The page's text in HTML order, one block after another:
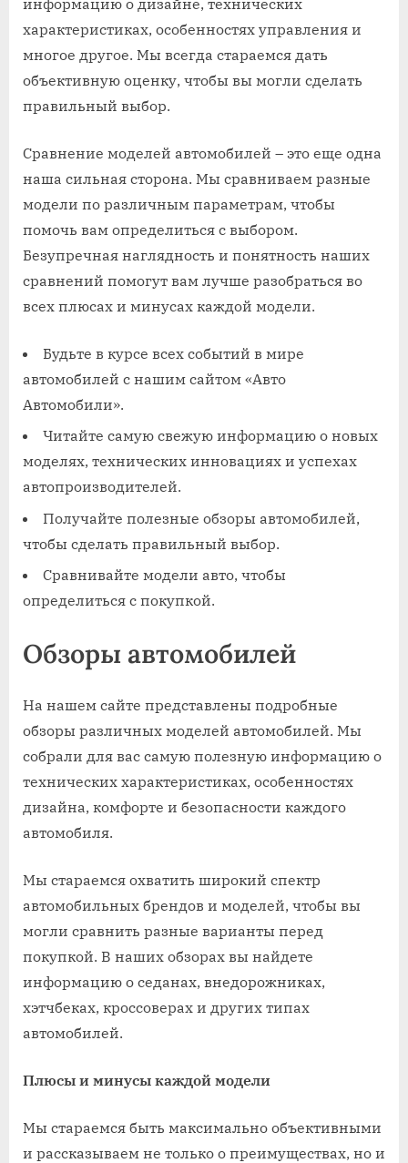
характеристиках, особенностях управления и
многое другое. Мы всегда стараемся дать
объективную оценку, чтобы вы могли сделать
правильный выбор.
Сравнение моделей автомобилей – это еще одна
наша сильная сторона. Мы сравниваем разные
модели по различным параметрам, чтобы
помочь вам определиться с выбором.
Безупречная наглядность и понятность наших
сравнений помогут вам лучше разобраться во
всех плюсах и минусах каждой модели.
Будьте в курсе всех событий в мире
автомобилей с нашим сайтом «Авто
Автомобили».
Читайте самую свежую информацию о новых
моделях, технических инновациях и успехах
автопроизводителей.
Получайте полезные обзоры автомобилей,
чтобы сделать правильный выбор.
Сравнивайте модели авто, чтобы
определиться с покупкой.
Обзоры автомобилей
На нашем сайте представлены подробные
обзоры различных моделей автомобилей. Мы
собрали для вас самую полезную информацию о
технических характеристиках, особенностях
дизайна, комфорте и безопасности каждого
автомобиля.
Мы стараемся охватить широкий спектр
автомобильных брендов и моделей, чтобы вы
могли сравнить разные варианты перед
покупкой. В наших обзорах вы найдете
информацию о седанах, внедорожниках,
хэтчбеках, кроссоверах и других типах
автомобилей.
Плюсы и минусы каждой модели
Мы стараемся быть максимально объективными
и рассказываем не только о преимуществах, но и